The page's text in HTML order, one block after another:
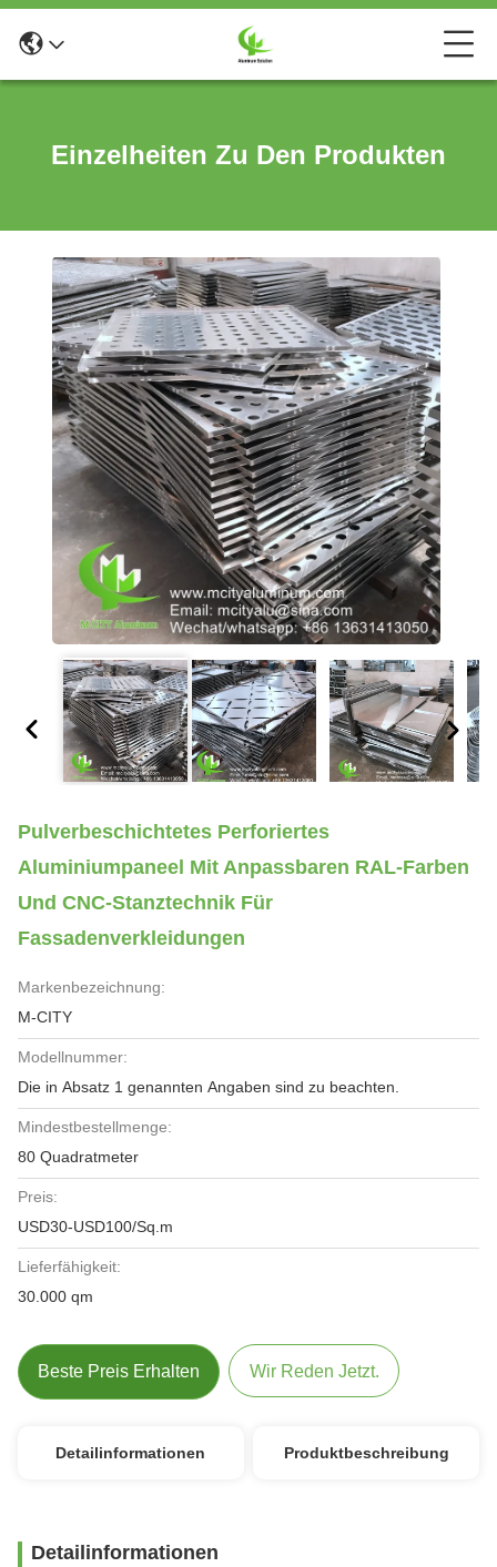
Einzelheiten Zu Den Produkten
Pulverbeschichtetes Perforiertes
Aluminiumpaneel Mit Anpassbaren RAL-Farben
Und CNC-Stanztechnik Für
Fassadenverkleidungen
Markenbezeichnung:
M-CITY
Modellnummer:
Die in Absatz 1 genannten Angaben sind zu beachten.
Mindestbestellmenge:
80 Quadratmeter
Preis:
USD30-USD100/Sq.m
Lieferfähigkeit:
30.000 qm
Beste Preis Erhalten Wir Reden Jetzt.
Detailinformationen Produktbeschreibung
Detailinformationen